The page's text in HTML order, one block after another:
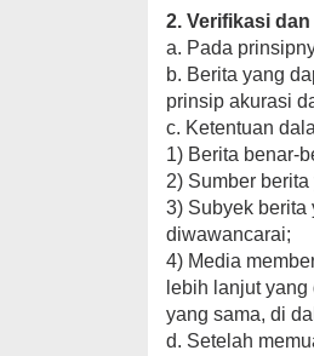
2. Verifikasi
a. Pada
b. Berita yang
prinsip akurasi
c. Ketentuan
1) Berita benar-
2) Sumber
3) Subyek berita
diwawancarai;
4) Media
lebih lanjut
yang sama, di
d. Setelah